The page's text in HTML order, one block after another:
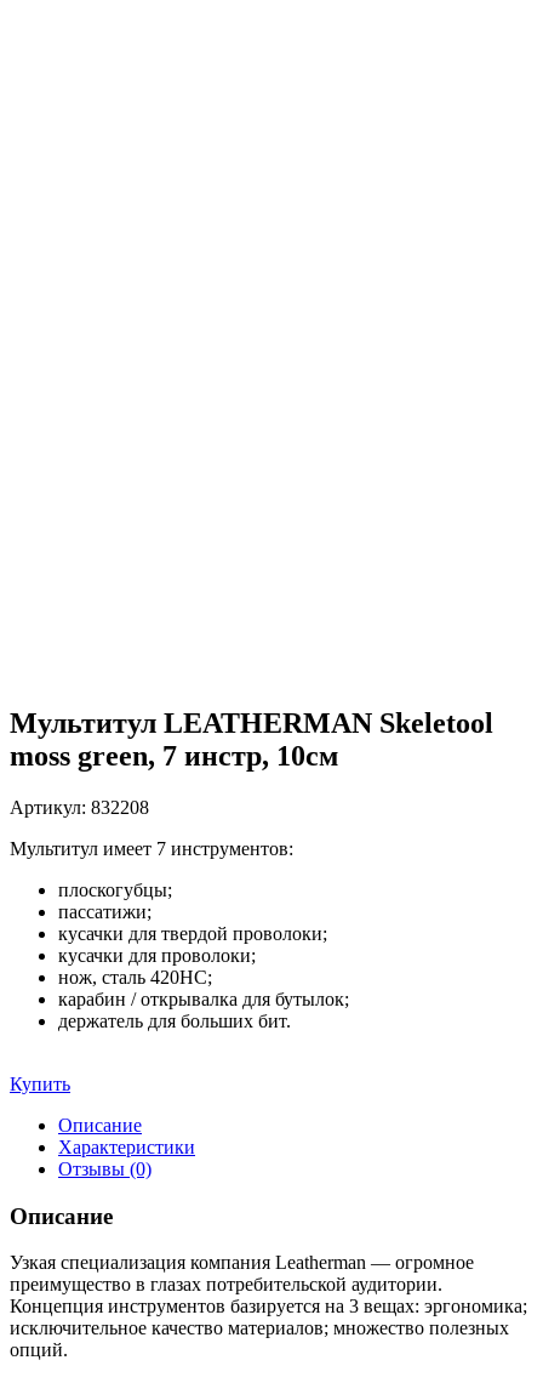
Мультитул LEATHERMAN Skeletool
moss green, 7 инстр, 10см
Артикул: 832208
Мультитул имеет 7 инструментов:
плоскогубцы;
пассатижи;
кусачки для твердой проволоки;
кусачки для проволоки;
нож, сталь 420HC;
карабин / открывалка для бутылок;
держатель для больших бит.
Купить
Описание
Характеристики
Отзывы (0)
Описание
Узкая специализация компания Leatherman — огромное
преимущество в глазах потребительской аудитории.
Концепция инструментов базируется на 3 вещах: эргономика;
исключительное качество материалов; множество полезных
опций.